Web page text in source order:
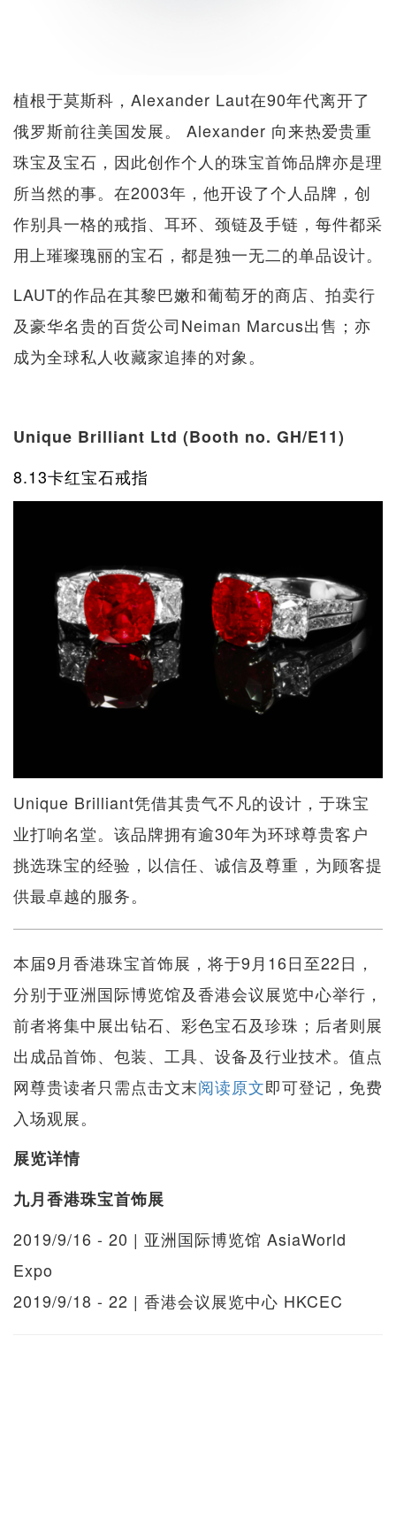
植根于莫斯科，Alexander Laut在90年代离开了
俄罗斯前往美国发展。 Alexander 向来热爱贵重
珠宝及宝石，因此创作个人的珠宝首饰品牌亦是理
所当然的事。在2003年，他开设了个人品牌，创
作别具一格的戒指、耳环、颈链及手链，每件都采
用上璀璨瑰丽的宝石，都是独一无二的单品设计。
LAUT的作品在其黎巴嫩和葡萄牙的商店、拍卖行
及豪华名贵的百货公司Neiman Marcus出售；亦
成为全球私人收藏家追捧的对象。
Unique Brilliant Ltd (Booth no. GH/E11)
8.13卡红宝石戒指
Unique Brilliant凭借其贵气不凡的设计，于珠宝
业打响名堂。该品牌拥有逾30年为环球尊贵客户
挑选珠宝的经验，以信任、诚信及尊重，为顾客提
供最卓越的服务。
本届9月香港珠宝首饰展，将于9月16日至22日，
分别于亚洲国际博览馆及香港会议展览中心举行，
前者将集中展出钻石、彩色宝石及珍珠；后者则展
出成品首饰、包装、工具、设备及行业技术。值点
网尊贵读者只需点击文末阅读原文即可登记，免费
入场观展。
展览详情
九月香港珠宝首饰展
2019/9/16 - 20 | 亚洲国际博览馆 AsiaWorld
Expo
2019/9/18 - 22 | 香港会议展览中心 HKCEC